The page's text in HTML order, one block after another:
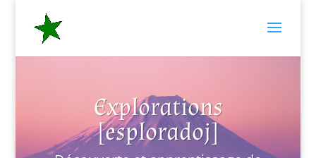
Explorations
[esploradoj]